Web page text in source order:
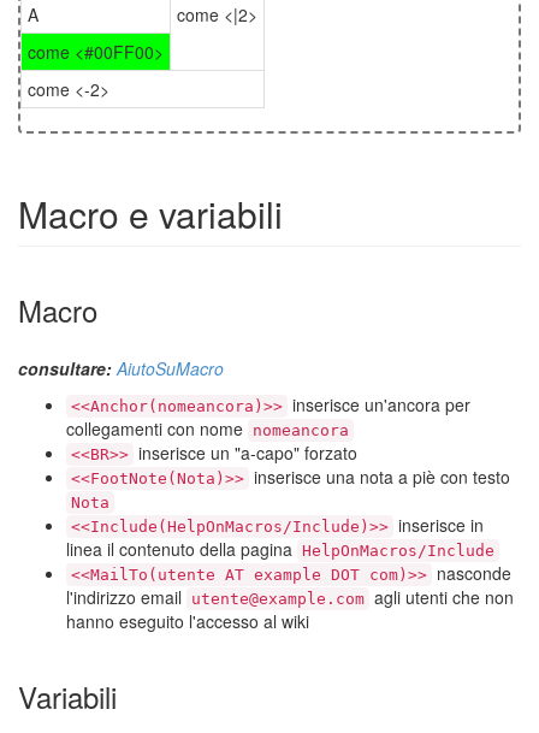
A
come <|2>
come <#00FF00>
come <-2>
Macro e variabili
Macro
consultare: AiutoSuMacro
<<Anchor(nomeancora)>> inserisce un'ancora per
collegamenti con nome nomeancora
<<BR>> inserisce un "a-capo" forzato
<<FootNote(Nota)>> inserisce una nota a piè con testo
Nota
<<Include(HelpOnMacros/Include)>> inserisce in
linea il contenuto della pagina HelpOnMacros/Include
<<MailTo(utente AT example DOT com)>> nasconde
l'indirizzo email
utente@example.com agli utenti che non
hanno eseguito l'accesso al wiki
Variabili